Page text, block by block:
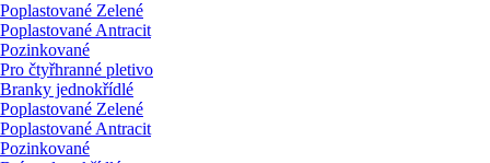
Poplastované Zelené
Poplastované Antracit
Pozinkované
Pro čtyřhranné pletivo
Branky jednokřídlé
Poplastované Zelené
Poplastované Antracit
Pozinkované